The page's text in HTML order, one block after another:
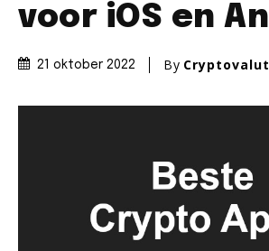
voor iOS en
21 oktober 2022 By